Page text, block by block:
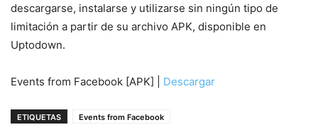
descargarse, instalarse y utilizarse sin ningún tipo de
limitación a partir de su archivo APK, disponible en
Uptodown.
Events from Facebook [APK] | Descargar
ETIQUETAS Events from Facebook